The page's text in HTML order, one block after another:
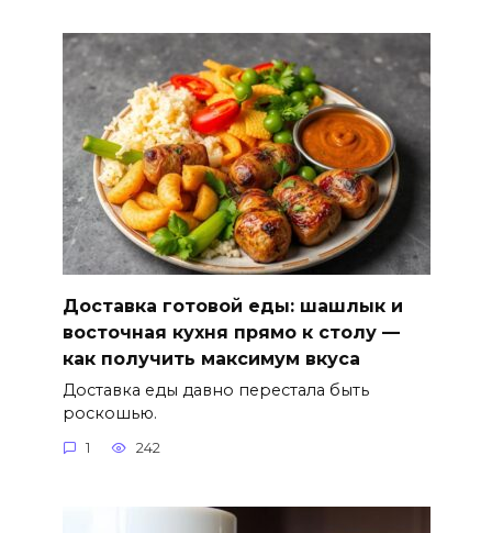
Доставка готовой еды: шашлык и
восточная кухня прямо к столу —
как получить максимум вкуса
Доставка еды давно перестала быть
роскошью.
1 242